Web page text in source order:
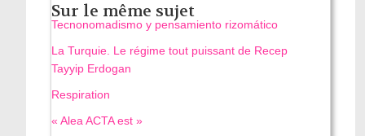
Sur le même sujet
Tecnonomadismo y pensamiento rizomático
La Turquie. Le régime tout puissant de Recep
Tayyip Erdogan
Respiration
« Alea ACTA est »